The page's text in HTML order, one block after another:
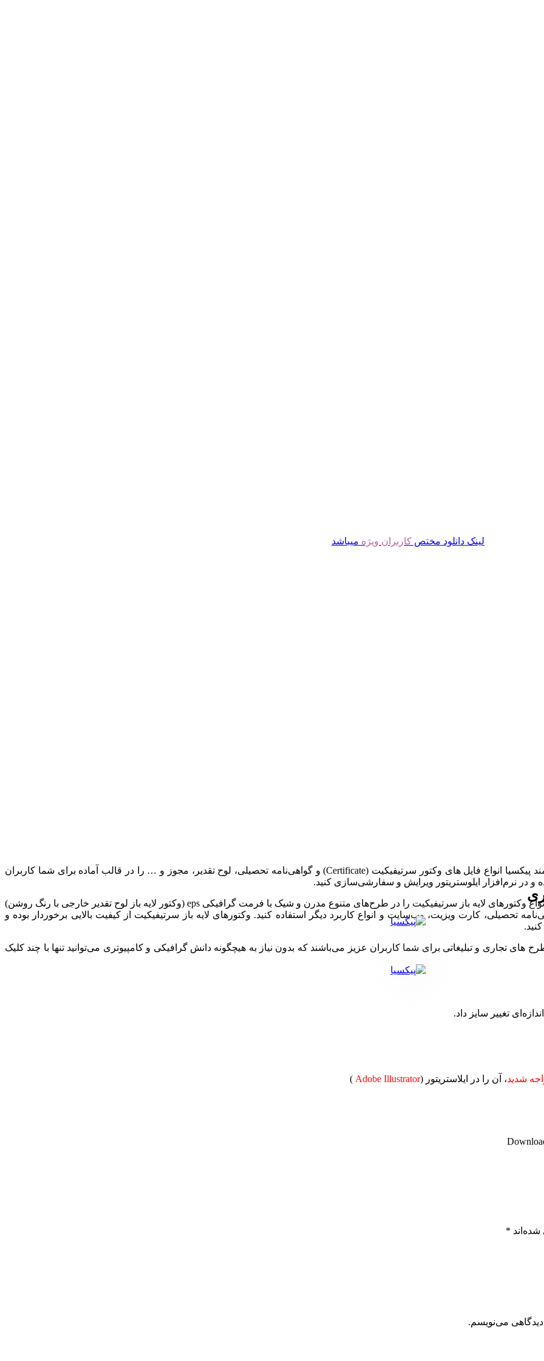
لینک دانلود مختص کاربران ویژه میباشد
مجموعه وکتور لایه‌باز تمپلیت آماده سرتیفیکیت، تیم با تجربه و قدرتمند پیکسیا انواع فایل های وکتور سرتیفیکیت (Certificate) و گواهی‌نامه تحصیلی، لوح تقدیر، مجوز و … را در قالب آماده برای شما کاربران
وکتور لایه باز لوح تقدیر خارجی با رنگ روشن، در این بخش می‌توانید انواع وکتورهای لایه باز سرتیفیکیت را در طرح‌های متنوع مدرن و شیک با فرمت گرافیکی eps (وکتور لایه باز لوح تقدیر خارجی با رنگ روشن)
تحصیلی، کارت ویزیت، وب‌سایت و انواع کاربرد دیگر استفاده کنید. وکتورهای لایه باز سرتیفیکیت از کیفیت بالایی برخوردار بوده و
تجاری و تبلیغاتی برای شما کاربران عزیز می‌باشند که بدون نیاز به هیچگونه دانش گرافیکی و کامپیوتری می‌توانید تنها با چند کلیک
تغییر سایز داد.
شدید، آن را در ایلاستریتور (Adobe Illustrator
)
*
دیدگاهی می‌نویسم.